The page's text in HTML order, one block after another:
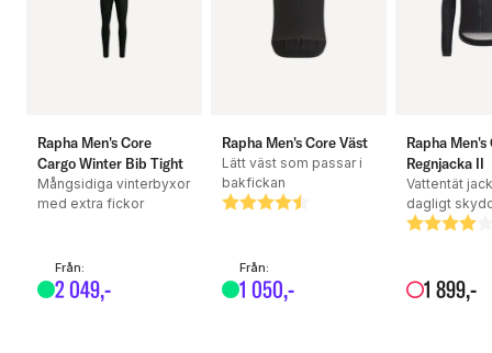
Kragen är designad för att minska irritation
Silikon på undersidan av kanten för en säker passform
Specifikationer:
Material: 50% Återvunnen Polyester, 50% Polyester
Rapha Men's Core
Cargo Winter Bib Tight
Mångsidiga vinterbyxor
med extra fickor
2049,-
Från:
Rapha Men's Core Väst
Lätt väst som passar i
bakfickan
Betyg:
4.9 utav 5 stjärnor
1 050,-
Från:
Rapha Men's
Regnjacka II
Vattentät
dagligt
Betyg:
4.0 utav
1 899,-